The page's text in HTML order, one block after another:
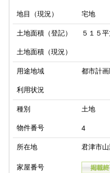
地目（現況） 宅地
土地面積（登記） ５１５
土地面積（現況）
用途地域 都市計
利用状況
種別 土地
物件番号 4
所在地 君津市
家屋番号